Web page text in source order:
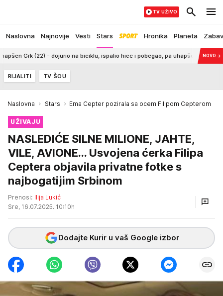
Naslovna Najnovije Vesti Stars Hronika Planeta
TV UŽIVO
- dojurio na biciklu, ispalio hice i pobegao, pa uhapšen 0:39 AMERIKA
NOVO →
RIJALITI TV ŠOU
Naslovna Stars Ema Cepter pozirala sa ocem Filipom Cepterom
UŽIVAJU
NASLEDIĆE SILNE MILIONE, JAHTE,
VILE, AVIONE... Usvojena ćerka Filipa
Ceptera objavila privatne fotke s
najbogatijim Srbinom
Prenosi: Ilija Lukić
Sre, 16.07.2025. 10:10h
Dodajte Kurir u vaš Google izbor